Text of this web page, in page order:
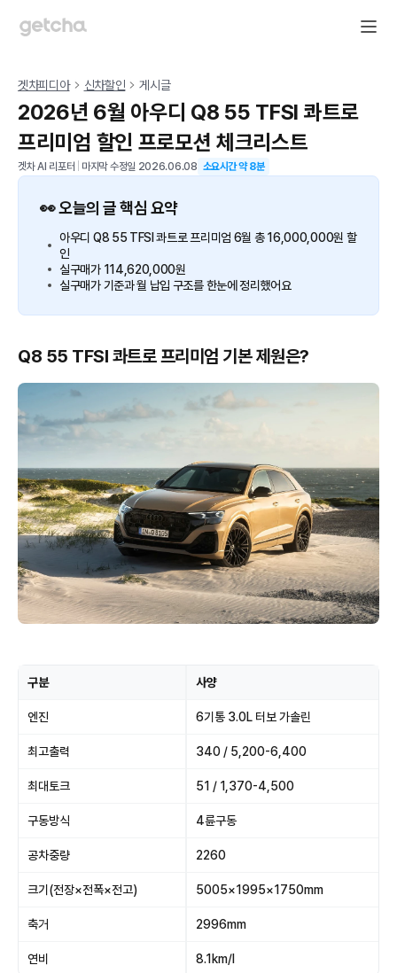
겟차피디아 신차할인 게시글
2026년 6월 아우디 Q8 55 TFSI 콰트로
프리미엄 할인 프로모션 체크리스트
겟차 AI 리포터 마지막 수정일 2026.06.08 소요시간 약8분
👀 오늘의 글 핵심 요약
아우디 Q8 55 TFSI 콰트로 프리미엄 6월 총 16,000,000원 할
인
실구매가 114,620,000원
실구매가 기준과 월 납입 구조를 한눈에 정리했어요
Q8 55 TFSI 콰트로 프리미엄 기본 제원은?
구분 사양
엔진 6기통 3.0L 터보 가솔린
최고출력 340 / 5,200-6,400
최대토크 51 / 1,370-4,500
구동방식 4륜구동
공차중량 2260
크기(전장×전폭×전고) 5005×1995×1750mm
축거 2996mm
연비 8.1km/l